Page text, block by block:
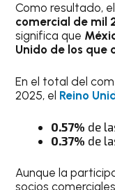
Como resultado,
comercial de mil
significa que
Unido de los que
En el total del
2025, el Reino
0.57% de
0.37% de
Aunque la
socios